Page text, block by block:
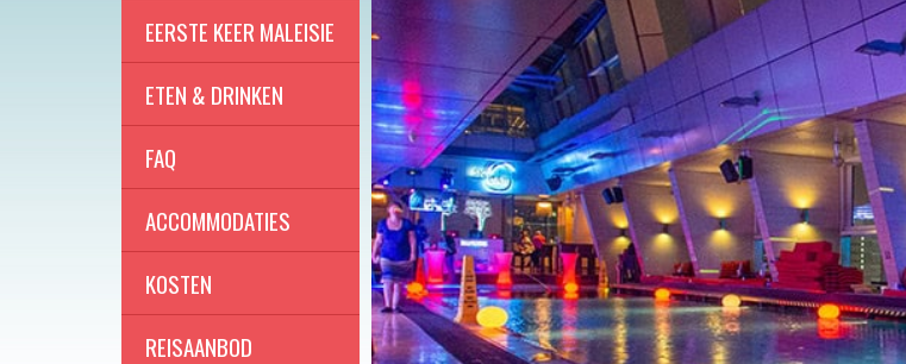
EERSTE KEER MALEISIE
ETEN & DRINKEN
FAQ
ACCOMMODATIES
KOSTEN
REISAANBOD